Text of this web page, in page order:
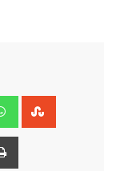
Whatsapp